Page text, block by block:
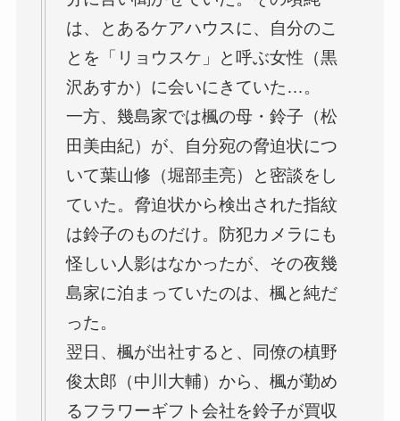
は、とあるケアハウスに、自分のこ
とを「リョウスケ」と呼ぶ女性（黒
沢あすか）に会いにきていた…。
一方、幾島家では楓の母・鈴子（松
田美由紀）が、自分宛の脅迫状につ
いて葉山修（堀部圭亮）と密談をし
ていた。脅迫状から検出された指紋
は鈴子のものだけ。防犯カメラにも
怪しい人影はなかったが、その夜幾
島家に泊まっていたのは、楓と純だ
った。
翌日、楓が出社すると、同僚の槙野
俊太郎（中川大輔）から、楓が勤め
るフラワーギフト会社を鈴子が買収